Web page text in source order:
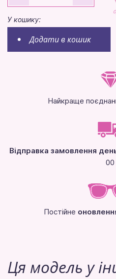
У кошику:
Додати в кошик
Найкраще
Відправка замовлення
00
Постійне
Ця модель у